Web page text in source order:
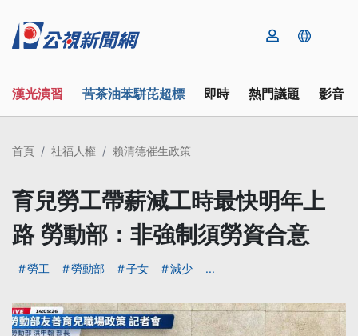
漢光演習 苦茶油苯駢芘超標 即時 熱門議題 影音
首頁 社福人權 賴清德催生政策
育兒勞工帶薪減工時最快明年上
路 勞動部：非強制須勞資合意
勞工 勞動部 子女 減少 ...